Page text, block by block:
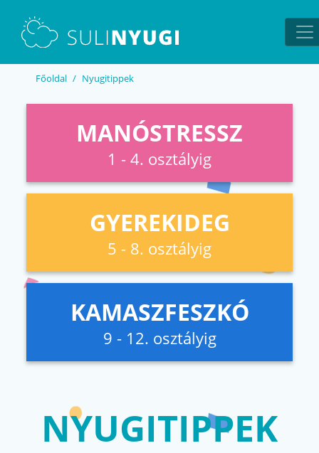
Főoldal Nyugitippek
MANÓSTRESSZ
1 - 4. osztályig
GYEREKIDEG
5 - 8. osztályig
KAMASZFESZKÓ
9 - 12. osztályig
NYUGITIPPEK